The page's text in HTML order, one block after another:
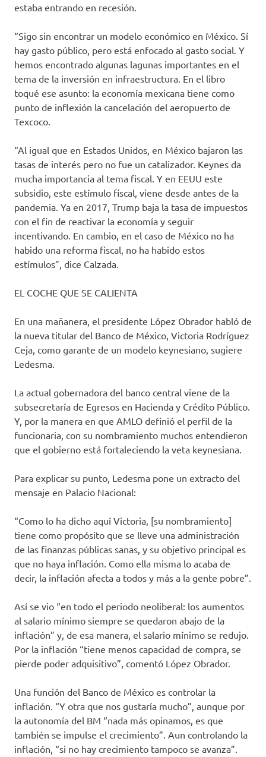
estaba entrando en recesión.
“Sigo sin encontrar un modelo económico en México. Sí
hay gasto público, pero está enfocado al gasto social. Y
hemos encontrado algunas lagunas importantes en el
tema de la inversión en infraestructura. En el libro
toqué ese asunto: la economía mexicana tiene como
punto de inflexión la cancelación del aeropuerto de
Texcoco.
“Al igual que en Estados Unidos, en México bajaron las
tasas de interés pero no fue un catalizador. Keynes da
mucha importancia al tema fiscal. Y en EEUU este
subsidio, este estímulo fiscal, viene desde antes de la
pandemia. Ya en 2017, Trump baja la tasa de impuestos
con el fin de reactivar la economía y seguir
incentivando. En cambio, en el caso de México no ha
habido una reforma fiscal, no ha habido estos
estímulos”, dice Calzada.
EL COCHE QUE SE CALIENTA
En una mañanera, el presidente López Obrador habló de
la nueva titular del Banco de México, Victoria Rodríguez
Ceja, como garante de un modelo keynesiano, sugiere
Ledesma.
La actual gobernadora del banco central viene de la
subsecretaría de Egresos en Hacienda y Crédito Público.
Y, por la manera en que AMLO definió el perfil de la
funcionaria, con su nombramiento muchos entendieron
que el gobierno está fortaleciendo la veta keynesiana.
Para explicar su punto, Ledesma pone un extracto del
mensaje en Palacio Nacional:
“Como lo ha dicho aquí Victoria, [su nombramiento]
tiene como propósito que se lleve una administración
de las finanzas públicas sanas, y su objetivo principal es
que no haya inflación. Como ella misma lo acaba de
decir, la inflación afecta a todos y más a la gente pobre”.
Así se vio “en todo el periodo neoliberal: los aumentos
al salario mínimo siempre se quedaron abajo de la
inflación” y, de esa manera, el salario mínimo se redujo.
Por la inflación “tiene menos capacidad de compra, se
pierde poder adquisitivo”, comentó López Obrador.
Una función del Banco de México es controlar la
inflación. “Y otra que nos gustaría mucho”, aunque por
la autonomía del BM “nada más opinamos, es que
también se impulse el crecimiento”. Aun controlando la
inflación, “si no hay crecimiento tampoco se avanza”.